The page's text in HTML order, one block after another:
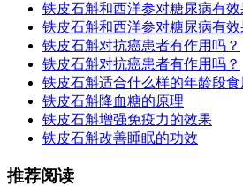
铁皮石斛和西洋参对糖尿病有效
铁皮石斛和西洋参对糖尿病有效
铁皮石斛对抗癌患者有作用吗？
铁皮石斛对抗癌患者有作用吗？
铁皮石斛适合什么样的年龄段食
铁皮石斛降血糖的原理
铁皮石斛增强免疫力的效果
铁皮石斛改善睡眠的功效
推荐阅读